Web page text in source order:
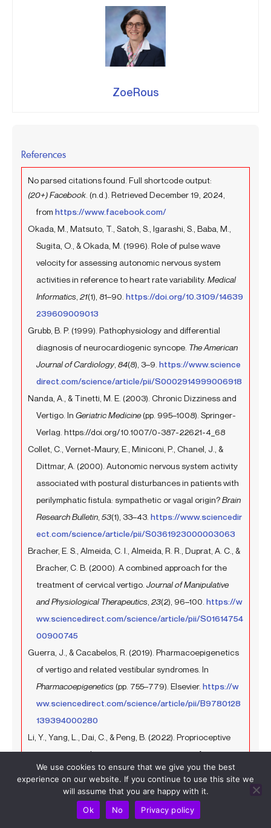
ZoeRous
References
No parsed citations found. Full shortcode output:
(20+) Facebook . (n.d.). Retrieved December 19, 2024,
from https://www.facebook.com/
Okada, M., Matsuto, T., Satoh, S., Igarashi, S., Baba, M.,
Sugita, O., & Okada, M. (1996). Role of pulse wave
velocity for assessing autonomic nervous system
activities in reference to heart rate variability. Medical
Informatics 21(1), 81–90. https://doi.org/10.3109/14639
239609009013
Grubb, B. P. (1999). Pathophysiology and differential
diagnosis of neurocardiogenic syncope. The American
Journal of Cardiology, 84(8), 3–9. https://www.science
direct.com/science/article/pii/S0002914999006918
Nanda, A., & Tinetti, M. E. (2003). Chronic Dizziness and
Vertigo. In Geriatric Medicine(pp. 995–1008). Springer-
Verlag. https://doi.org/10.1007/0-387-22621-4_68
Collet, C., Vernet-Maury, E., Miniconi, P., Chanel, J., &
Dittmar, A. (2000). Autonomic nervous system activity
associated with postural disturbances in patients with
perilymphatic fistula: sympathetic or vagal origin?Brain
Research Bulletin 53(1), 33–43. https://www.sciencedir
ect.com/science/article/pii/S0361923000003063
Bracher, E. S., Almeida, C. I., Almeida, R. R., Duprat, A. C., &
Bracher, C. B. (2000). A combined approach for the
treatment of cervical vertigo. Journal of Manipulative
and Physiological Therapeutics 23(2), 96–100. https://w
ww.sciencedirect.com/science/article/pii/S01614754
00900745
Guerra, J., & Cacabelos, R. (2019). Pharmacoepigenetics
of vertigo and related vestibular syndromes. In
Pharmacoepigenetics(pp. 755–779). Elsevier. https://w
ww.sciencedirect.com/science/article/pii/B9780128
139394000280
Li, Y., Yang, L., Dai, C., & Peng, B. (2022). Proprioceptive
cervicogenic dizziness: a narrative review of
pathogenesis, diagnosis, and treatment.Journal of
Clinical Medicine,11 (21), 6293.https://www.mdpi.com/2
077-0383/11/21/6293
Jaradeh, S. S., & Prieto, T. E. (2003). Evaluation of the
We use cookies to ensure that we give you the best
experience on our website. If you continue to use this site we
will assume that you are happy with it.
Ok
No Privacy policy